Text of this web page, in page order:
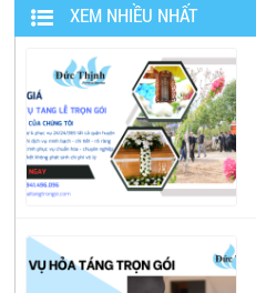
XEM NHIỀU NHẤT